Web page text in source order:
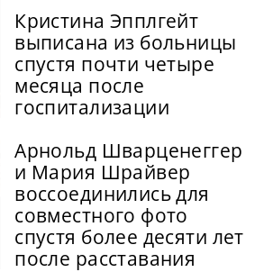
Кристина Эпплгейт
выписана из больницы
спустя почти четыре
месяца после
госпитализации
Арнольд Шварценеггер
и Мария Шрайвер
воссоединились для
совместного фото
спустя более десяти лет
после расставания